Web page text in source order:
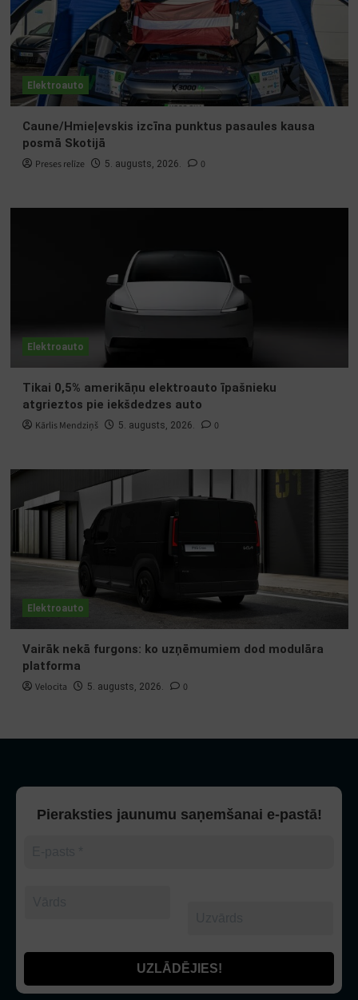
Elektroauto
Caune/Hmieļevskis izcīna punktus pasaules kausa
posmā Skotijā
Preses relīze 5. augusts, 2026. 0
Elektroauto
Tikai 0,5% amerikāņu elektroauto īpašnieku
atgrieztos pie iekšdedzes auto
Kārlis Mendziņš 5. augusts, 2026. 0
Elektroauto
Vairāk nekā furgons: ko uzņēmumiem dod modulāra
platforma
Velocita 5. augusts, 2026. 0
Pieraksties jaunumu saņemšanai e-pastā!